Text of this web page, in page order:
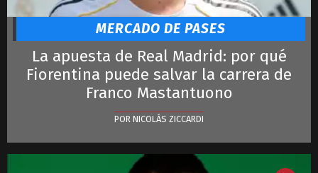
Lautaro
MERCADO DE PASES
La apuesta de Real Madrid: por qué
Fiorentina puede salvar la carrera de
Franco Mastantuono
POR NICOLÁS ZICCARDI